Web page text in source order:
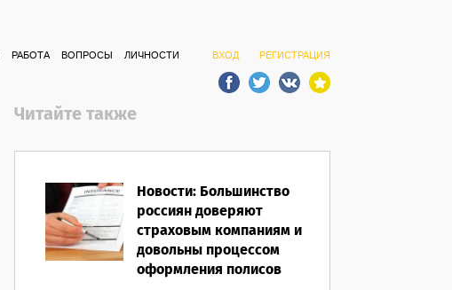
ВХОД РЕГИСТРАЦИЯ
РАБОТА ВОПРОСЫ ЛИЧНОСТИ
Читайте также
Новости: Большинство
россиян доверяют
страховым компаниям и
довольны процессом
оформления полисов